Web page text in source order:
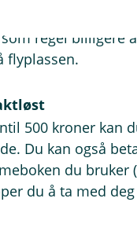
banker
regel billigere
flyplassen.
500 kroner kan
Du kan også
du bruker
du å ta med